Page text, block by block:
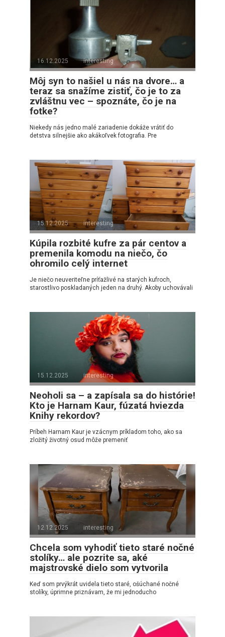
16.12.2025 interesting
Môj syn to našiel u nás na dvore… a
teraz sa snažíme zistiť, čo je to za
zvláštnu vec – spoznáte, čo je na
fotke?
Niekedy nás jedno malé zariadenie dokáže vrátiť do
detstva silnejšie ako akákoľvek fotografia. Pre
15.12.2025 interesting
Kúpila rozbité kufre za pár centov a
premenila komodu na niečo, čo
ohromilo celý internet
Je niečo neuveriteľne príťažlivé na starých kufroch,
starostlivo poskladaných jeden na druhý. Akoby uchovávali
15.12.2025 interesting
Neoholi sa – a zapísala sa do histórie!
Kto je Harnam Kaur, fúzatá hviezda
Knihy rekordov?
Príbeh Harnam Kaur je vzácnym príkladom toho, ako sa
zložitý životný osud môže premeniť
12.12.2025 interesting
Chcela som vyhodiť tieto staré nočné
stolíky… ale pozrite sa, aké
majstrovské dielo som vytvorila
Keď som prvýkrát uvidela tieto staré, ošúchané nočné
stolíky, úprimne priznávam, že mi jednoducho